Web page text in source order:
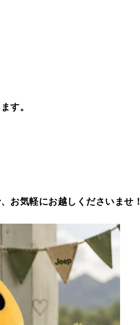
す。
お気軽にお越しくださいませ！